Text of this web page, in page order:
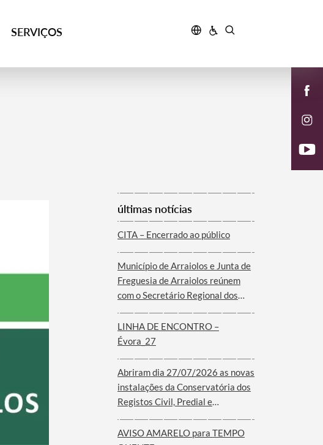
SERVIÇOS
últimas notícias
CITA – Encerrado ao público
Município de Arraiolos e Junta de
Freguesia de Arraiolos reúnem
com o Secretário Regional dos
Comunidades do Governo dos
Açores
LINHA DE ENCONTRO –
Évora_27
Abriram dia 27/07/2026 as novas
instalações da Conservatória dos
Registos Civil, Predial e
AVISO AMARELO para TEMPO